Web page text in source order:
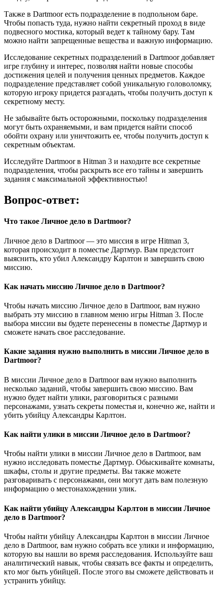
Также в Dartmoor есть подразделение в подпольном баре.
Чтобы попасть туда, нужно найти секретный проход в виде
подвесного мостика, который ведет к тайному бару. Там
можно найти запрещенные вещества и важную информацию.
Исследование секретных подразделений в Dartmoor добавляет
игре глубину и интерес, позволяя найти новые способы
достижения целей и получения ценных предметов. Каждое
подразделение представляет собой уникальную головоломку,
которую игроку придется разгадать, чтобы получить доступ к
секретному месту.
Не забывайте быть осторожными, поскольку подразделения
могут быть охраняемыми, и вам придется найти способ
обойти охрану или уничтожить ее, чтобы получить доступ к
секретным объектам.
Исследуйте Dartmoor в Hitman 3 и находите все секретные
подразделения, чтобы раскрыть все его тайны и завершить
задания с максимальной эффективностью!
Вопрос-ответ:
Что такое Личное дело в Dartmoor?
Личное дело в Dartmoor — это миссия в игре Hitman 3,
которая происходит в поместье Дартмур. Вам предстоит
выяснить, кто убил Александру Карлтон и завершить свою
миссию.
Как начать миссию Личное дело в Dartmoor?
Чтобы начать миссию Личное дело в Dartmoor, вам нужно
выбрать эту миссию в главном меню игры Hitman 3. После
выбора миссии вы будете перенесены в поместье Дартмур и
сможете начать свое расследование.
Какие задания нужно выполнить в миссии Личное дело в
Dartmoor?
В миссии Личное дело в Dartmoor вам нужно выполнить
несколько заданий, чтобы завершить свою миссию. Вам
нужно будет найти улики, разговориться с разными
персонажами, узнать секреты поместья и, конечно же, найти и
убить убийцу Александры Карлтон.
Как найти улики в миссии Личное дело в Dartmoor?
Чтобы найти улики в миссии Личное дело в Dartmoor, вам
нужно исследовать поместье Дартмур. Обыскивайте комнаты,
шкафы, столы и другие предметы. Вы также можете
разговаривать с персонажами, они могут дать вам полезную
информацию о местонахождении улик.
Как найти убийцу Александры Карлтон в миссии Личное
дело в Dartmoor?
Чтобы найти убийцу Александры Карлтон в миссии Личное
дело в Dartmoor, вам нужно собрать все улики и информацию,
которую вы нашли во время расследования. Используйте ваш
аналитический навык, чтобы связать все факты и определить,
кто мог быть убийцей. После этого вы сможете действовать и
устранить убийцу.